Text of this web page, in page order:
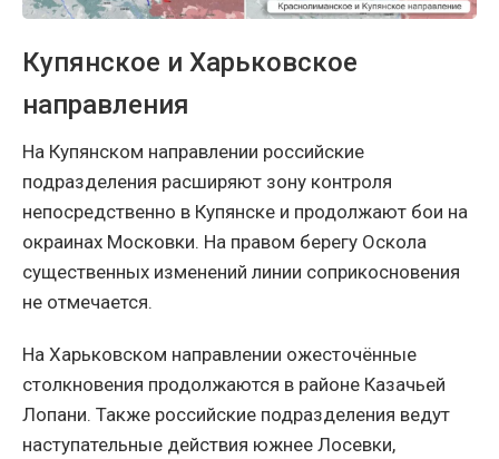
Купянское и Харьковское
направления
На Купянском направлении российские
подразделения расширяют зону контроля
непосредственно в Купянске и продолжают бои на
окраинах Московки. На правом берегу Оскола
существенных изменений линии соприкосновения
не отмечается.
На Харьковском направлении ожесточённые
столкновения продолжаются в районе Казачьей
Лопани. Также российские подразделения ведут
наступательные действия южнее Лосевки,